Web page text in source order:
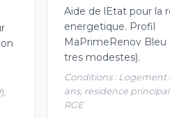
Aide de lEtat pour la
energetique. Profil
MaPrimeRenov Bleu
tres modestes).
Conditions : Logement
ans, residence
RGE